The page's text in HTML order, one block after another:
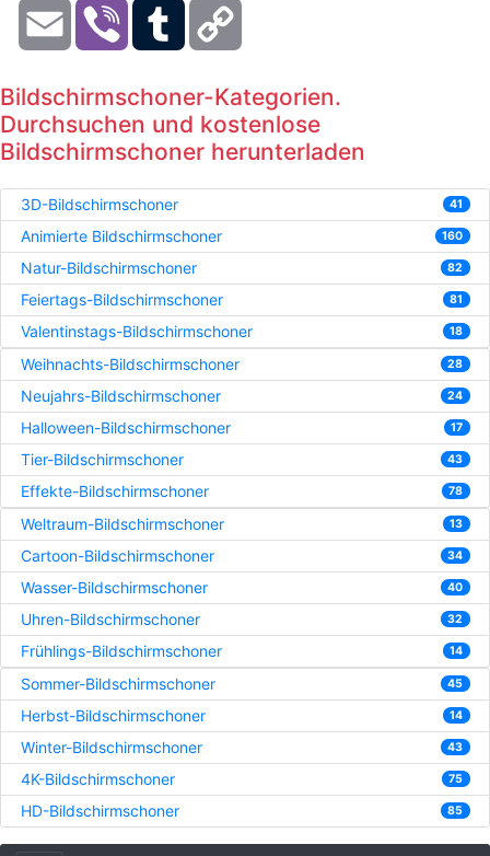
Email Viber Tumblr
Bildschirmschoner-Kategorien.
Durchsuchen und kostenlose
Bildschirmschoner herunterladen
3D-Bildschirmschoner 41
Animierte Bildschirmschoner 160
Natur-Bildschirmschoner 82
Feiertags-Bildschirmschoner 81
Valentinstags-Bildschirmschoner 18
Weihnachts-Bildschirmschoner 28
Neujahrs-Bildschirmschoner 24
Halloween-Bildschirmschoner 17
Tier-Bildschirmschoner 43
Effekte-Bildschirmschoner 78
Weltraum-Bildschirmschoner 13
Cartoon-Bildschirmschoner 34
Wasser-Bildschirmschoner 40
Uhren-Bildschirmschoner 32
Frühlings-Bildschirmschoner 14
Sommer-Bildschirmschoner 45
Herbst-Bildschirmschoner 14
Winter-Bildschirmschoner 43
4K-Bildschirmschoner 75
HD-Bildschirmschoner 85